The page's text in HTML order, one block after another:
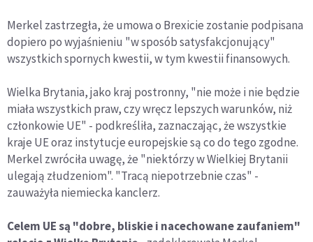
Merkel zastrzegła, że umowa o Brexicie zostanie podpisana
dopiero po wyjaśnieniu "w sposób satysfakcjonujący"
wszystkich spornych kwestii, w tym kwestii finansowych.
Wielka Brytania, jako kraj postronny, "nie może i nie będzie
miała wszystkich praw, czy wręcz lepszych warunków, niż
członkowie UE" - podkreśliła, zaznaczając, że wszystkie
kraje UE oraz instytucje europejskie są co do tego zgodne.
Merkel zwróciła uwagę, że "niektórzy w Wielkiej Brytanii
ulegają złudzeniom". "Tracą niepotrzebnie czas" -
zauważyła niemiecka kanclerz.
Celem UE są "dobre, bliskie i nacechowane zaufaniem"